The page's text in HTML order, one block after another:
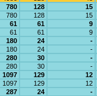
780 128 15
780 128 15
61 61 9
61 61 9
180 24 -
180 24 -
280 30 -
280 30 -
1097 129 12
1097 129 12
287 24 -